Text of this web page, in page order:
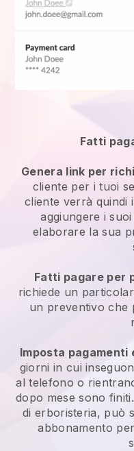
Fatti
Genera link per
cliente per i tuoi
cliente verrà quindi
aggiungere i
elaborare la sua
Fatti pagare per
richiede un
un preventivo che
Imposta
giorni in cui
al telefono o
dopo mese sono finiti.
di erboristeria, può
abbonamento